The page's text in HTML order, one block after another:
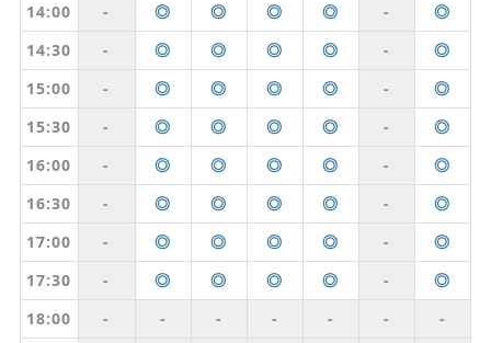
14:00
- ◎ ◎ ◎ ◎ -
◎
14:30
- ◎ ◎ ◎ ◎ -
◎
15:00
- ◎ ◎ ◎ ◎ -
◎
15:30
- ◎ ◎ ◎ ◎ -
◎
16:00
- ◎ ◎ ◎ ◎ -
◎
16:30
- ◎ ◎ ◎ ◎ -
◎
17:00
- ◎ ◎ ◎ ◎ -
◎
17:30
- ◎ ◎ ◎ ◎ -
◎
18:00
- - - - - -
-